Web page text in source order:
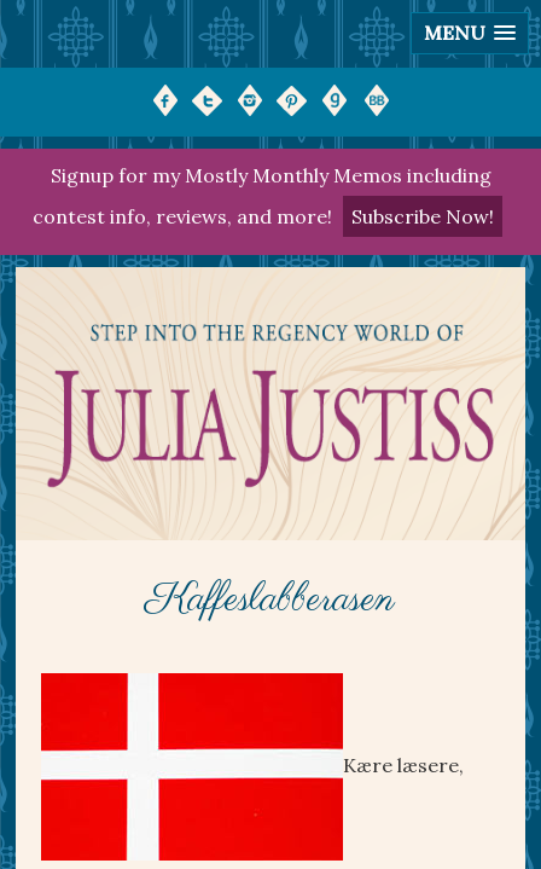
MENU
Signup for my Mostly Monthly Memos including
contest info, reviews, and more!
Subscribe Now!
Kaffeslabberasen
Kære læsere,